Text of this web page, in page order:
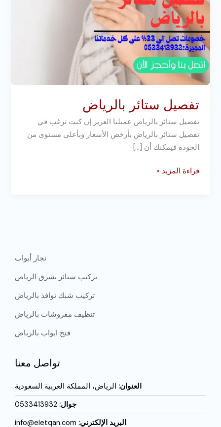
تفصيل ستائر بالرياض
تفصيل ستائر بالرياض عميلنا العزيز إن كنت ترغب في
تفصيل ستائر بالرياض بأرخص الأسعار وبأعلى مستوى من
الجودة فيمكنك أن […]
قراءة المزيد »
نجار أبواب
تركيب ستائر بشرق الرياض
تركيب شبك نوافذ بالرياض
تنظيف مفروشات بالرياض
فتح ابواب بالرياض
تواصل معنا
العنوان: الرياض، المملكة العربية السعودية
جوال: 0533413932
البريد الإلكترني: